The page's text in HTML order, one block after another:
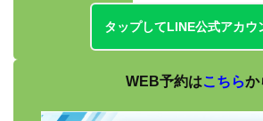
タップしてLINE公式アカウ
WEB予約はこちらか